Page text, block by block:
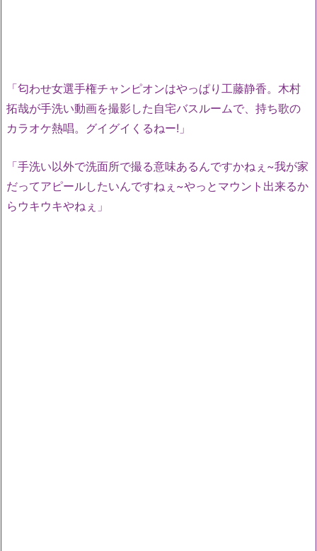
「匂わせ女選手権チャンピオンはやっぱり工藤静香。木村
拓哉が手洗い動画を撮影した自宅バスルームで、持ち歌の
カラオケ熱唱。グイグイくるねー!」
「手洗い以外で洗面所で撮る意味あるんですかねぇ~我が家
だってアピールしたいんですねぇ~やっとマウント出来るか
らウキウキやねぇ」